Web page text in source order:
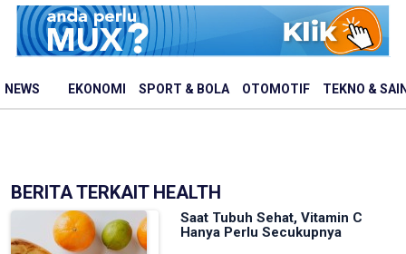
NEWS EKONOMI SPORT & BOLA OTOMOTIF TEKNO &
BERITA TERKAIT HEALTH
Saat Tubuh Sehat, Vitamin C
Hanya Perlu Secukupnya